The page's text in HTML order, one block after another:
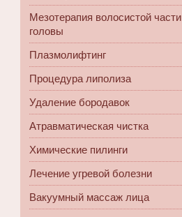
Мезотерапия волосистой части
головы
Плазмолифтинг
Процедура липолиза
Удаление бородавок
Атравматическая чистка
Химические пилинги
Лечение угревой болезни
Вакуумный массаж лица